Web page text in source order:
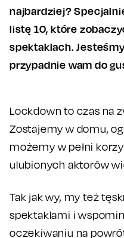
najbardziej?
listę 10, które
spektaklach.
przypadnie wam do
Lockdown to czas na
Zostajemy w domu,
możemy w pełni
ulubionych aktorów
Tak jak wy, my też
spektaklami i
oczekiwaniu na